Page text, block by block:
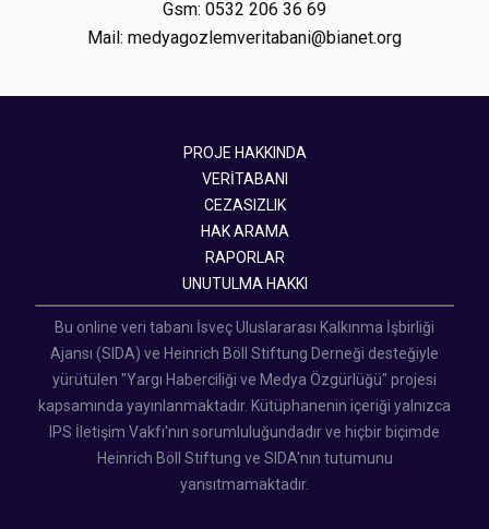
Gsm: 0532 206 36 69
Mail: medyagozlemveritabani@bianet.org
PROJE HAKKINDA
VERİTABANI
CEZASIZLIK
HAK ARAMA
RAPORLAR
UNUTULMA HAKKI
Bu online veri tabanı İsveç Uluslararası Kalkınma İşbirliği
Ajansı (SIDA) ve Heinrich Böll Stiftung Derneği desteğiyle
yürütülen "Yargı Haberciliği ve Medya Özgürlüğü" projesi
kapsamında yayınlanmaktadır. Kütüphanenin içeriği yalnızca
IPS İletişim Vakfı'nın sorumluluğundadır ve hiçbir biçimde
Heinrich Böll Stiftung ve SIDA'nın tutumunu
yansıtmamaktadır.